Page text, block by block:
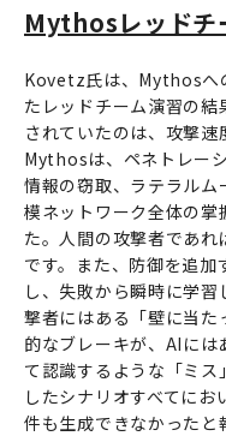
Mythosレッドチ
Kovetz氏は、Mythosへ
たレッドチーム演習の
されていたのは、攻撃速
Mythosは、ペネトレー
情報の窃取、ラテラルム
模ネットワーク全体の掌
た。人間の攻撃者であ
です。また、防御を追
し、失敗から瞬時に学
撃者にはある「壁に当た
的なブレーキが、AIには
て認識するような「ミ
したシナリオすべてに
件も生成できなかったと